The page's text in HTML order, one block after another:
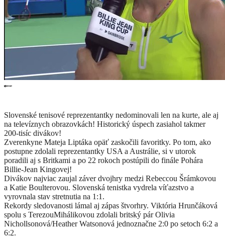
Slovenské tenisové reprezentantky nedominovali len na kurte, ale aj
na televíznych obrazovkách! Historický úspech zasiahol takmer
200-tisíc divákov!
Zverenkyne Mateja Liptáka opäť zaskočili favoritky. Po tom, ako
postupne zdolali reprezentantky USA a Austrálie, si v utorok
poradili aj s Britkami a po 22 rokoch postúpili do finále Pohára
Billie-Jean Kingovej!
Divákov najviac zaujal záver dvojhry medzi Rebeccou Šrámkovou
a Katie Boulterovou. Slovenská tenistka vydrela víťazstvo a
vyrovnala stav stretnutia na 1:1.
Rekordy sledovanosti lámal aj zápas štvorhry. Viktória Hrunčáková
spolu s TerezouMihálikovou zdolali britský pár Olivia
Nichollsonová/Heather Watsonová jednoznačne 2:0 po setoch 6:2 a
6:2.